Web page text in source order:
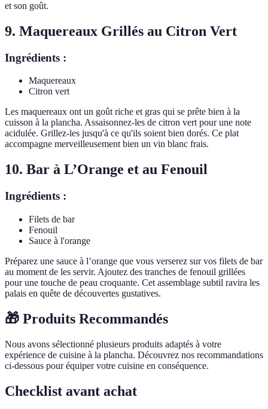
et son goût.
9. Maquereaux Grillés au Citron Vert
Ingrédients :
Maquereaux
Citron vert
Les maquereaux ont un goût riche et gras qui se prête bien à la
cuisson à la plancha. Assaisonnez-les de citron vert pour une note
acidulée. Grillez-les jusqu'à ce qu'ils soient bien dorés. Ce plat
accompagne merveilleusement bien un vin blanc frais.
10. Bar à L’Orange et au Fenouil
Ingrédients :
Filets de bar
Fenouil
Sauce à l'orange
Préparez une sauce à l’orange que vous verserez sur vos filets de bar
au moment de les servir. Ajoutez des tranches de fenouil grillées
pour une touche de peau croquante. Cet assemblage subtil ravira les
palais en quête de découvertes gustatives.
🎁 Produits Recommandés
Nous avons sélectionné plusieurs produits adaptés à votre
expérience de cuisine à la plancha. Découvrez nos recommandations
ci-dessous pour équiper votre cuisine en conséquence.
Checklist avant achat